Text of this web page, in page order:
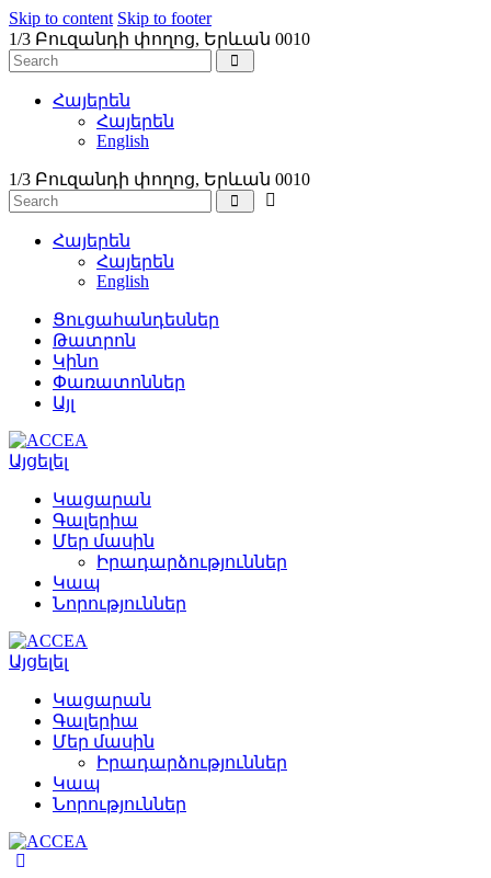
Skip to content Skip to footer
1/3 Բուզանդի փողոց, Երևան 0010
Հայերեն
Հայերեն
English
1/3 Բուզանդի փողոց, Երևան 0010
Հայերեն
Հայերեն
English
Ցուցահանդեսներ
Թատրոն
Կինո
Փառատոններ
Այլ
Այցելել
Կացարան
Գալերիա
Մեր մասին
Իրադարձություններ
Կապ
Նորություններ
Այցելել
Կացարան
Գալերիա
Մեր մասին
Իրադարձություններ
Կապ
Նորություններ